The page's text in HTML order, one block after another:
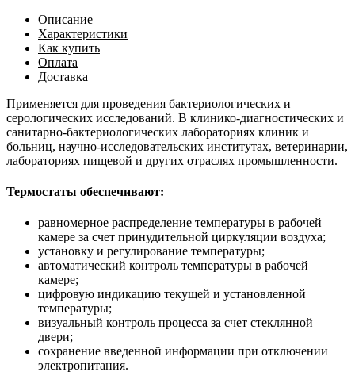
Описание
Характеристики
Как купить
Оплата
Доставка
Применяется для проведения бактериологических и
серологических исследований. В клинико-диагностических и
санитарно-бактериологических лабораториях клиник и
больниц, научно-исследовательских институтах, ветеринарии,
лабораториях пищевой и других отраслях промышленности.
Термостаты обеспечивают:
равномерное распределение температуры в рабочей
камере за счет принудительной циркуляции воздуха;
установку и регулирование температуры;
автоматический контроль температуры в рабочей
камере;
цифровую индикацию текущей и установленной
температуры;
визуальный контроль процесса за счет стеклянной
двери;
сохранение введенной информации при отключении
электропитания.